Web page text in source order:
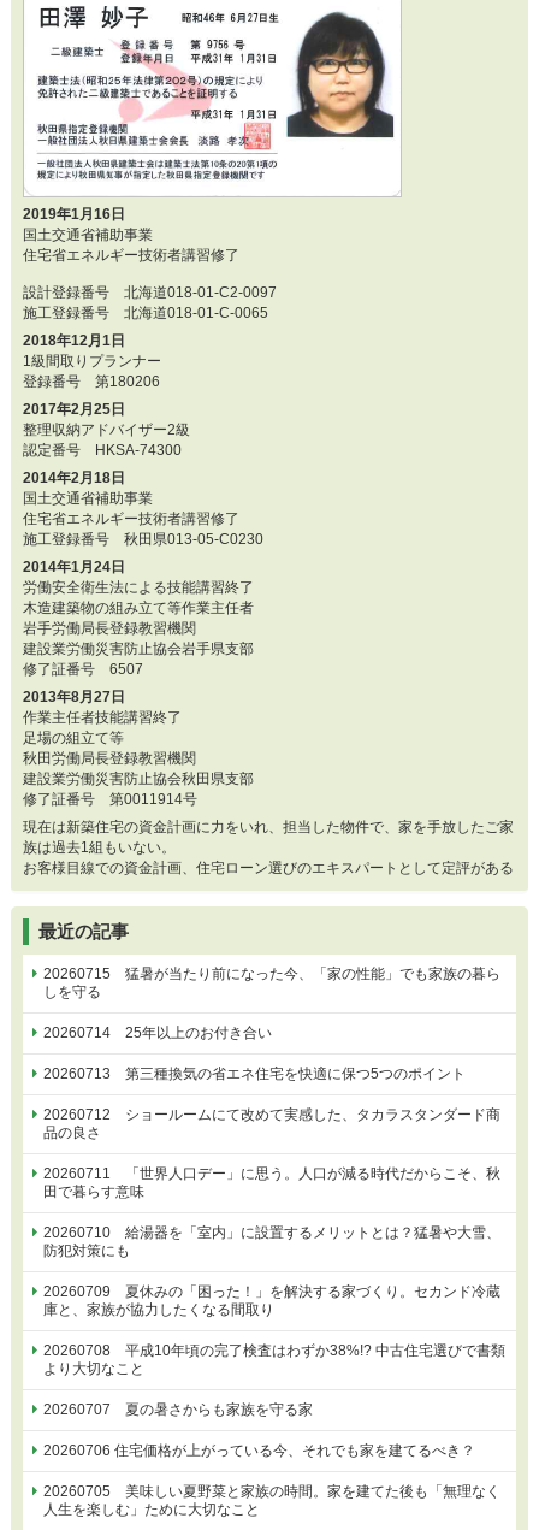
2019年1月16日
国土交通省補助事業
住宅省エネルギー技術者講習修了
設計登録番号 北海道018-01-C2-0097
施工登録番号 北海道018-01-C-0065
2018年12月1日
1級間取りプランナー
登録番号 第180206
2017年2月25日
整理収納アドバイザー2級
認定番号 HKSA-74300
2014年2月18日
国土交通省補助事業
住宅省エネルギー技術者講習修了
施工登録番号 秋田県013-05-C0230
2014年1月24日
労働安全衛生法による技能講習終了
木造建築物の組み立て等作業主任者
岩手労働局長登録教習機関
建設業労働災害防止協会岩手県支部
修了証番号 6507
2013年8月27日
作業主任者技能講習終了
足場の組立て等
秋田労働局長登録教習機関
建設業労働災害防止協会秋田県支部
修了証番号 第0011914号
現在は新築住宅の資金計画に力をいれ、担当した物件で、家を手放したご家
族は過去1組もいない。
お客様目線での資金計画、住宅ローン選びのエキスパートとして定評がある
最近の記事
20260715 猛暑が当たり前になった今、「家の性能」でも家族の暮ら
しを守る
20260714 25年以上のお付き合い
20260713 第三種換気の省エネ住宅を快適に保つ5つのポイント
20260712 ショールームにて改めて実感した、タカラスタンダード商
品の良さ
20260711 「世界人口デー」に思う。人口が減る時代だからこそ、秋
田で暮らす意味
20260710 給湯器を「室内」に設置するメリットとは？猛暑や大雪、
防犯対策にも
20260709 夏休みの「困った！」を解決する家づくり。セカンド冷蔵
庫と、家族が協力したくなる間取り
20260708 平成10年頃の完了検査はわずか38%!? 中古住宅選びで書類
より大切なこと
20260707 夏の暑さからも家族を守る家
20260706 住宅価格が上がっている今、それでも家を建てるべき？
20260705 美味しい夏野菜と家族の時間。家を建てた後も「無理なく
人生を楽しむ」ために大切なこと